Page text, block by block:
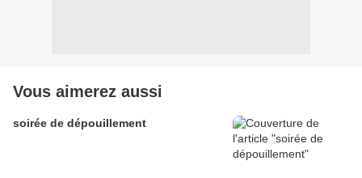
Vous aimerez aussi
soirée de dépouillement